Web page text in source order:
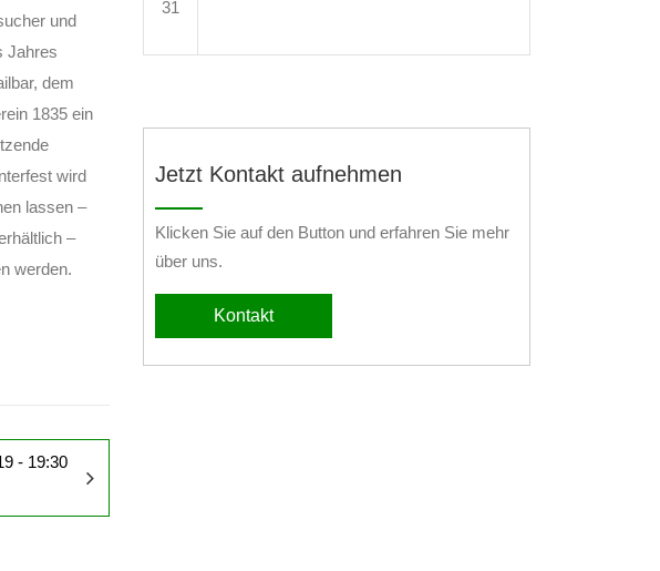
und
Jahres
dem
1835 ein
wird
lassen –
–
werden.
- 19:30
31
Jetzt Kontakt aufnehmen
Klicken Sie auf den Button und erfahren Sie mehr
über uns.
Kontakt